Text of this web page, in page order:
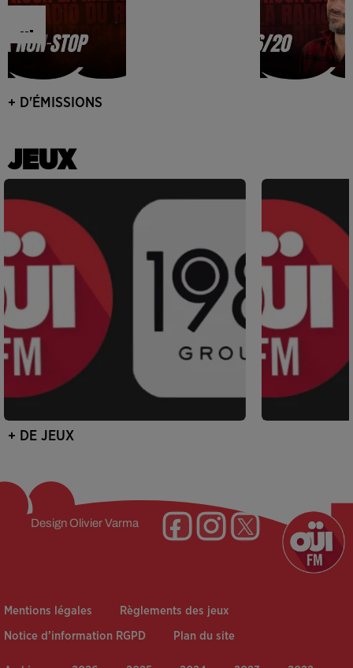
+ D'ÉMISSIONS
JEUX
+ DE JEUX
Design Olivier Varma
Mentions légales Règlements des jeux
Notice d’information RGPD Plan du site